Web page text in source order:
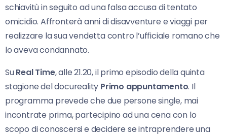
schiavitù in seguito ad una falsa accusa di tentato
omicidio. Affronterà anni di disavventure e viaggi per
realizzare la sua vendetta contro l’ufficiale romano che
lo aveva condannato.
SuReal Time, alle 21.20, il primo episodio della quinta
stagione del docureality Primo appuntamento. Il
programma prevede che due persone single, mai
incontrate prima, partecipino ad una cena con lo
scopo di conoscersi e decidere se intraprendere una